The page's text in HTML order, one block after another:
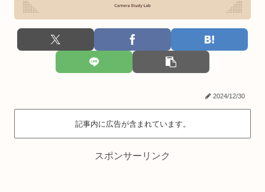
2024/12/30
記事内に広告が含まれています。
スポンサーリンク